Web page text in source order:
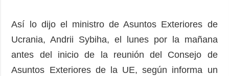
Así lo dijo el ministro de Asuntos Exteriores de
Ucrania, Andrii Sybiha, el lunes por la mañana
antes del inicio de la reunión del Consejo de
Asuntos Exteriores de la UE, según informa un